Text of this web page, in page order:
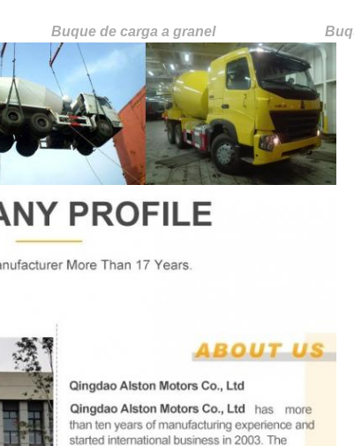
Buque de carga a granel